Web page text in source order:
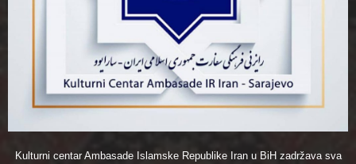
Kulturni centar Ambasade Islamske Republike Iran u BiH zadržava sva